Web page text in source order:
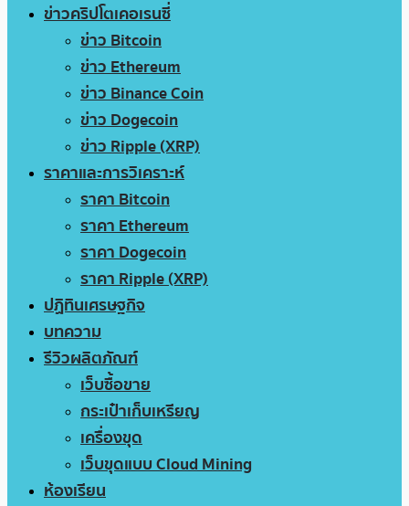
ข่าวคริปโตเคอเรนซี่
ข่าว Bitcoin
ข่าว Ethereum
ข่าว Binance Coin
ข่าว Dogecoin
ข่าว Ripple (XRP)
ราคาและการวิเคราะห์
ราคา Bitcoin
ราคา Ethereum
ราคา Dogecoin
ราคา Ripple (XRP)
ปฏิทินเศรษฐกิจ
บทความ
รีวิวผลิตภัณฑ์
เว็บซื้อขาย
กระเป๋าเก็บเหรียญ
เครื่องขุด
เว็บขุดแบบ Cloud Mining
ห้องเรียน